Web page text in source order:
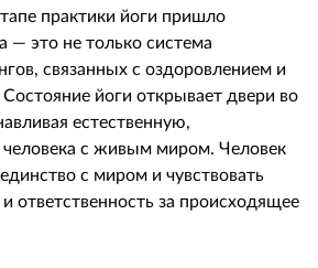
практики йоги пришло
— это не только система
связанных с оздоровлением и
йоги открывает двери во
естественную,
человека с живым миром. Человек
с миром и чувствовать
ответственность за происходящее